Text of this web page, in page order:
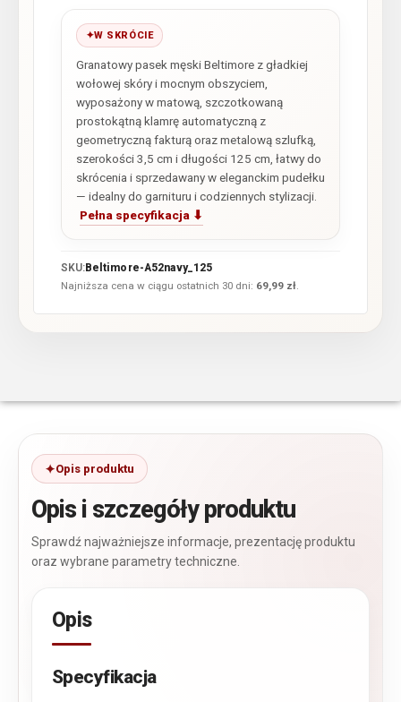
W SKRÓCIE
Granatowy pasek męski Beltimore z gładkiej
wołowej skóry i mocnym obszyciem,
wyposażony w matową, szczotkowaną
prostokątną klamrę automatyczną z
geometryczną fakturą oraz metalową szlufką,
szerokości 3,5 cm i długości 125 cm, łatwy do
skrócenia i sprzedawany w eleganckim pudełku
— idealny do garnituru i codziennych stylizacji.
Pełna specyfikacja ⬇
SKU:Beltimore-A52navy_125
Najniższa cena w ciągu ostatnich 30 dni: 69,99 zł.
Opis produktu
Opis i szczegóły produktu
Sprawdź najważniejsze informacje, prezentację produktu
oraz wybrane parametry techniczne.
Opis
Specyfikacja